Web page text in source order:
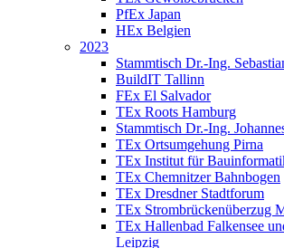
PfEx Japan
HEx Belgien
2023
Stammtisch Dr.-Ing.
BuildIT Tallinn
FEx El Salvador
TEx Roots Hamburg
Stammtisch Dr.-Ing.
TEx Ortsumgehung Pirna
TEx Institut für
TEx Chemnitzer Bahnbogen
TEx Dresdner Stadtforum
TEx Strombrückenüberzug
TEx Hallenbad Falkensee
Leipzig